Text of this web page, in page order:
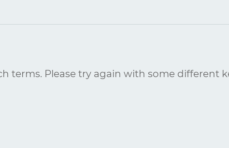
terms. Please try again with some different